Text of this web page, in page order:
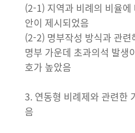
(2-1) 지역과 비례의 비율
안이 제시되었음
(2-2) 명부작성 방식과 관
명부 가운데 초과의석 발생
호가 높았음
3. 연동형 비례제와 관련한
음